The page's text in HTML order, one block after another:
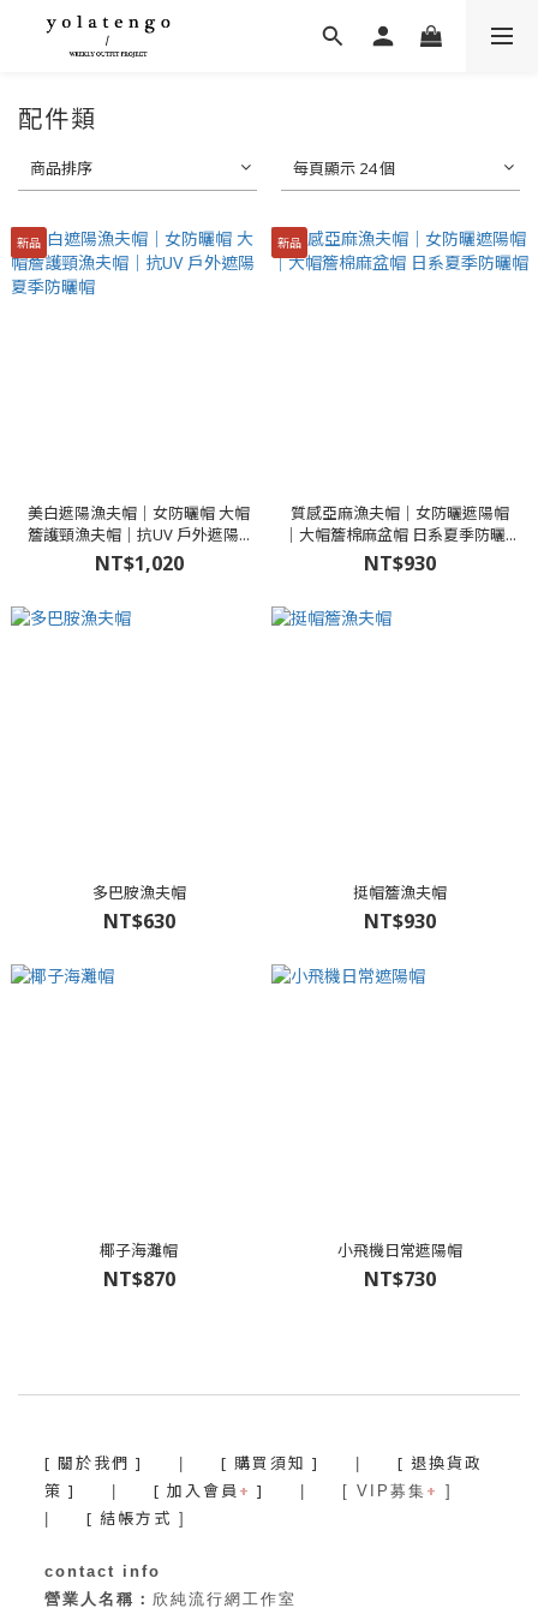
配件類
商品排序 每頁顯示 24 個
新品
美白遮陽漁夫帽｜女防曬帽 大帽
簷護頸漁夫帽｜抗UV 戶外遮陽...
NT$1,020
新品
質感亞麻漁夫帽｜女防曬遮陽帽
｜大帽簷棉麻盆帽 日系夏季防曬...
NT$930
多巴胺漁夫帽
NT$630
挺帽簷漁夫帽
NT$930
椰子海灘帽
NT$870
小飛機日常遮陽帽
NT$730
[ 關於我們 ] [ 購買須知 ]
[ 退換貨政
策 ]
[ 加入會員 + ] | [ VIP募集 + ]
[ 結帳方式 ]
contact info
營業人名稱： 欣純流行網工作室